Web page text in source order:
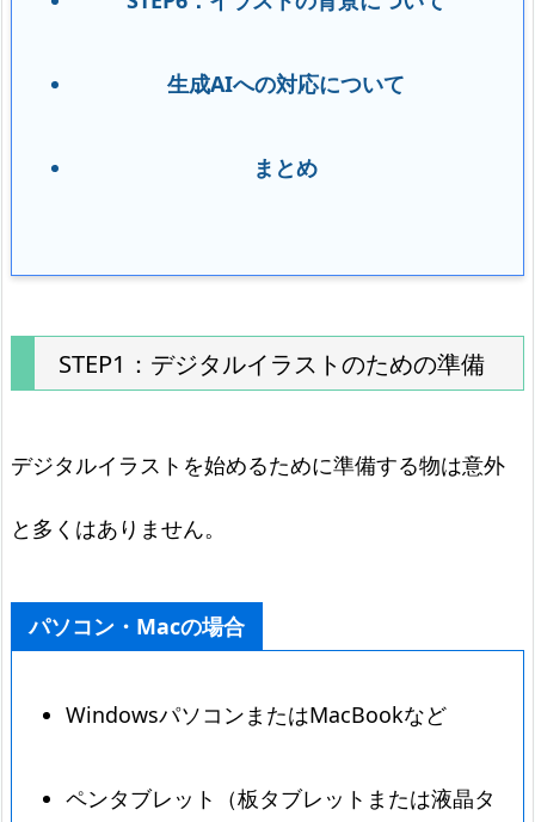
生成AIへの対応について
まとめ
STEP1：デジタルイラストのための準備
デジタルイラストを始めるために準備する物は意外
と多くはありません。
パソコン・Macの場合
WindowsパソコンまたはMacBookなど
ペンタブレット（板タブレットまたは液晶タ